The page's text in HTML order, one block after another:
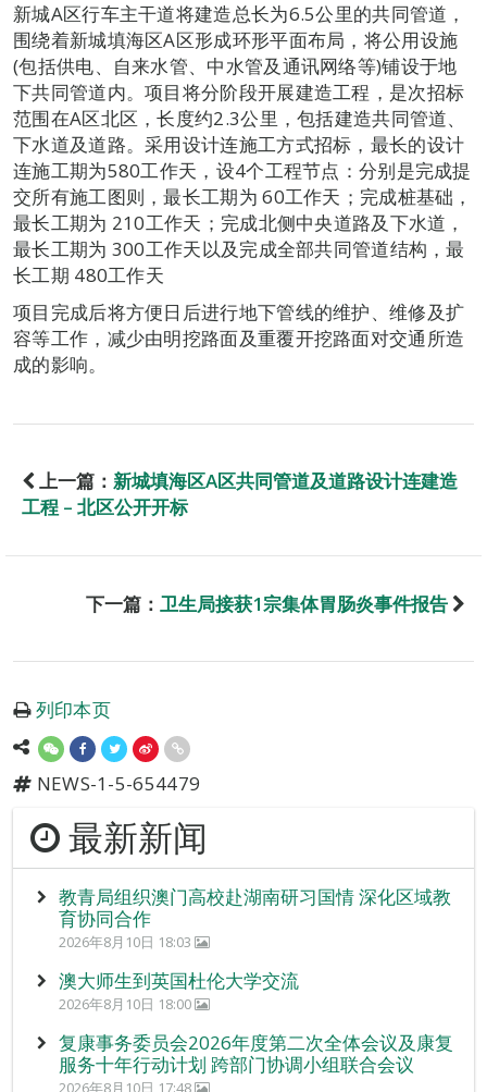
新城A区行车主干道将建造总长为6.5公里的共同管道，
围绕着新城填海区A区形成环形平面布局，将公用设施
(包括供电、自来水管、中水管及通讯网络等)铺设于地
下共同管道内。项目将分阶段开展建造工程，是次招标
范围在A区北区，长度约2.3公里，包括建造共同管道、
下水道及道路。采用设计连施工方式招标，最长的设计
连施工期为580工作天，设4个工程节点：分别是完成提
交所有施工图则，最长工期为 60工作天；完成桩基础，
最长工期为 210工作天；完成北侧中央道路及下水道，
最长工期为 300工作天以及完成全部共同管道结构，最
长工期 480工作天
项目完成后将方便日后进行地下管线的维护、维修及扩
容等工作，减少由明挖路面及重覆开挖路面对交通所造
成的影响。
上一篇： 新城填海区A区共同管道及道路设计连建造
工程 – 北区公开开标
下一篇： 卫生局接获1宗集体胃肠炎事件报告
列印本页
NEWS-1-5-654479
最新新闻
教青局组织澳门高校赴湖南研习国情 深化区域教
育协同合作
2026年8月10日 18:03
澳大师生到英国杜伦大学交流
2026年8月10日 18:00
复康事务委员会2026年度第二次全体会议及康复
服务十年行动计划 跨部门协调小组联合会议
2026年8月10日 17:48